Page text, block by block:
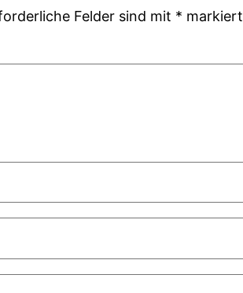
Felder sind mit * markiert